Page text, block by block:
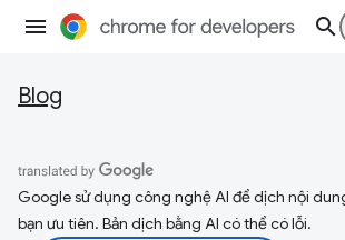
Blog
Google sử dụng công nghệ AI để dịch nội
bạn ưu tiên. Bản dịch bằng AI có thể có lỗi.